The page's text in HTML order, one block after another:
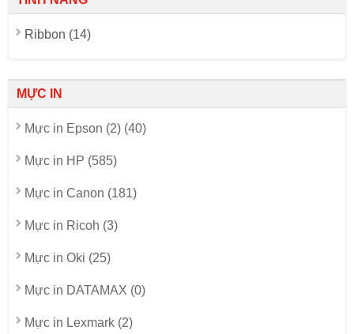
Ribbon (14)
MỰC IN
Mực in Epson (2) (40)
Mực in HP (585)
Mực in Canon (181)
Mực in Ricoh (3)
Mực in Oki (25)
Mực in DATAMAX (0)
Mực in Lexmark (2)